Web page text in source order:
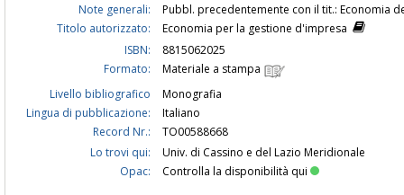
Note generali:
Pubbl. precedentemente con il tit.: Economia
Titolo autorizzato:
Economia per la gestione d'impresa
ISBN:
8815062025
Formato:
Materiale a stampa
Livello bibliografico
Monografia
Lingua di pubblicazione:
Italiano
Record Nr.:
TO00588668
Lo trovi qui:
Univ. di Cassino e del Lazio Meridionale
Opac:
Controlla la disponibilità qui